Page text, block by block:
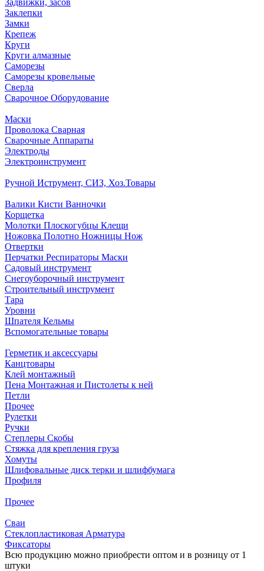
Заклепки
Замки
Крепеж
Круги
Круги алмазные
Саморезы
Саморезы кровельные
Сверла
Сварочное Оборудование
Маски
Проволока Сварная
Сварочные Аппараты
Электроды
Электроинструмент
Ручной Иструмент, СИЗ, Хоз.Товары
Валики Кисти Ванночки
Корщетка
Молотки Плоскогубцы Клещи
Ножовка Полотно Ножницы Нож
Отвертки
Перчатки Респираторы Маски
Садовый инструмент
Снегоуборочный инструмент
Строительный инструмент
Тара
Уровни
Шпателя Кельмы
Вспомогательные товары
Герметик и аксессуары
Канцтовары
Клей монтажный
Пена Монтажная и Пистолеты к ней
Петли
Прочее
Рулетки
Ручки
Степлеры Скобы
Стяжка для крепления груза
Хомуты
Шлифовальные диск терки и шлифбумага
Профиля
Прочее
Сваи
Стеклопластиковая Арматура
Фиксаторы
Всю продукцию можно приобрести оптом и в розницу от 1
штуки